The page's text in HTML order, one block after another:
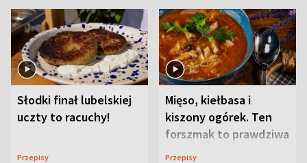
Słodki finał lubelskiej
uczty to racuchy!
Przepisy
Mięso, kiełbasa i
kiszony ogórek. Ten
forszmak to prawdziwa
uczta
Przepisy